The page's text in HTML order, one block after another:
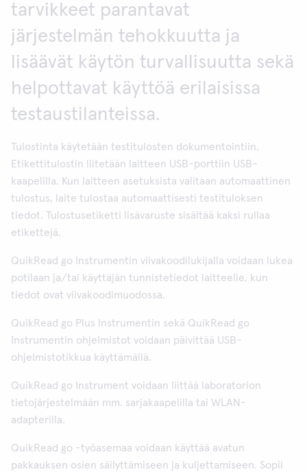
tarvikkeet parantavat
järjestelmän tehokkuutta ja
lisäävät käytön turvallisuutta sekä
helpottavat käyttöä erilaisissa
testaustilanteissa.
Tulostinta käytetään testitulosten dokumentointiin.
Etikettitulostin liitetään laitteen USB-porttiin USB-
kaapelilla. Kun laitteen asetuksista valitaan automaattinen
tulostus, laite tulostaa automaattisesti testituloksen
tiedot. Tulostusetiketti lisävaruste sisältää kaksi rullaa
etikettejä.
QuikRead go Instrumentin viivakoodilukijalla voidaan lukea
potilaan ja/tai käyttäjän tunnistetiedot laitteelle, kun
tiedot ovat viivakoodimuodossa.
QuikRead go Plus Instrumentin sekä QuikRead go
Instrumentin ohjelmistot voidaan päivittää USB-
ohjelmistotikkua käyttämällä.
QuikRead go Instrument voidaan liittää laboratorion
tietojärjestelmään mm. sarjakaapelilla tai WLAN-
adapterilla.
QuikRead go -työasemaa voidaan käyttää avatun
pakkauksen osien säilyttämiseen ja kuljettamiseen. Sopii